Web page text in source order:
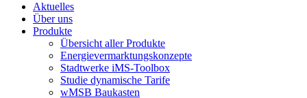
Aktuelles
Über uns
Produkte
Übersicht aller Produkte
Energievermarktungskonzepte
Stadtwerke iMS-Toolbox
Studie dynamische Tarife
wMSB Baukasten